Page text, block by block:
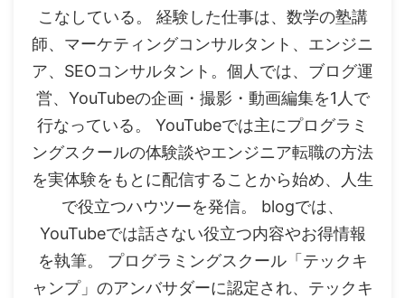
こなしている。 経験した仕事は、数学の塾講
師、マーケティングコンサルタント、エンジニ
ア、SEOコンサルタント。個人では、ブログ運
営、YouTubeの企画・撮影・動画編集を1人で
行なっている。 YouTubeでは主にプログラミ
ングスクールの体験談やエンジニア転職の方法
を実体験をもとに配信することから始め、人生
で役立つハウツーを発信。 blogでは、
YouTubeでは話さない役立つ内容やお得情報
を執筆。 プログラミングスクール「テックキ
ャンプ」のアンバサダーに認定され、テックキ